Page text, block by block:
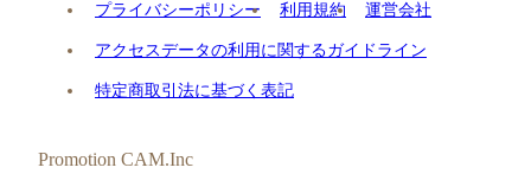
プライバシーポリシー 利用規約 運営会社
アクセスデータの利用に関するガイドライン
特定商取引法に基づく表記
Promotion CAM.Inc